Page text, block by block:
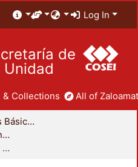
Log In
de
Unidad
& Collections All of
División de Ciencias Básicas e Ingeniería
Departamento de Electrónica
Libros - Departamento de Electrónica